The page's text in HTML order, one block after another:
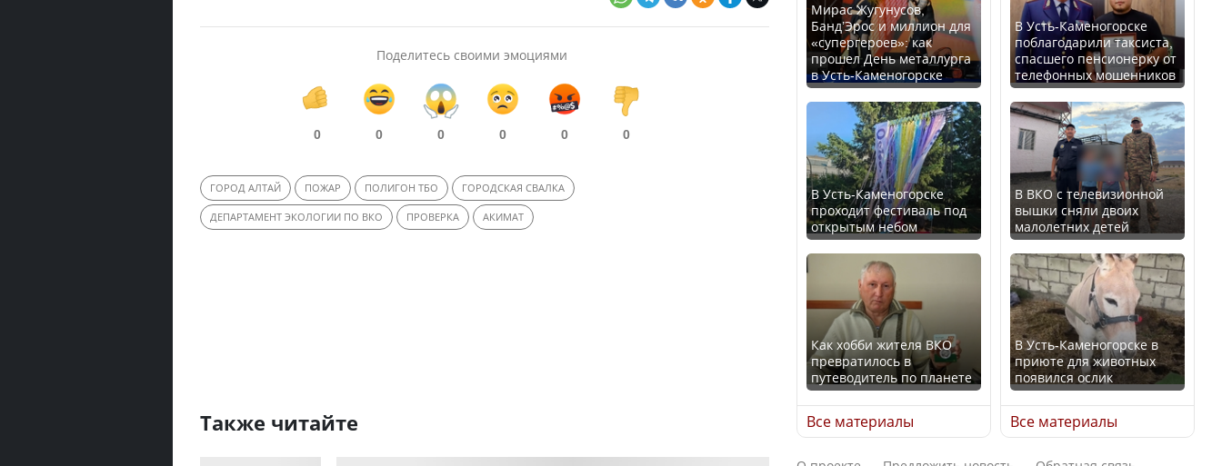
Поделитесь своими эмоциями
0 0 0 0 0 0
ГОРОД АЛТАЙ ПОЖАР ПОЛИГОН ТБО ГОРОДСКАЯ СВАЛКА
ДЕПАРТАМЕНТ ЭКОЛОГИИ ПО ВКО ПРОВЕРКА АКИМАТ
Также читайте
Минтруда назвало
отрасли с самыми
высокими зарплатными
предложениями
Искусственный интеллект
официально включили в
школьную программу
Казахстана
В Казахстане стало
проще получить
направления на
медицинские
обследования
В России введены
дополнительные
ограничения для
казахстанских прав
Трамп официально
вступил в должность
президента США
Луну признали объектом
культурного наследия,
находящегося под
угрозой исчезновения
Мирас Жугунусов,
Банд’Эрос и миллион для
«супергероев»: как
прошел День металлурга
в Усть-Каменогорске
В Усть-Каменогорске
проходит фестиваль под
открытым небом
Как хобби жителя ВКО
превратилось в
путеводитель по планете
Все материалы
В Усть-Каменогорске
поблагодарили таксиста,
спасшего пенсионерку от
телефонных мошенников
В ВКО с телевизионной
вышки сняли двоих
малолетних детей
В Усть-Каменогорске в
приюте для животных
появился ослик
Все материалы